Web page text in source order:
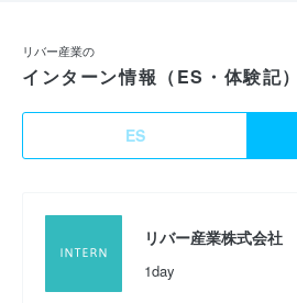
リバー産業の
インターン情報（ES・体験記）
ES
リバー産業株式会社
1day